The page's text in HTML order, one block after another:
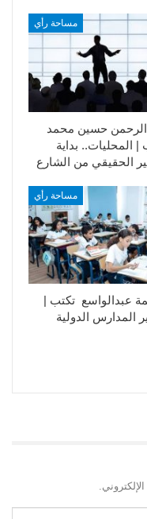
مساحة رأي
الرحمن حسين محمد
| المحليات.. بداية
الحقيقي من الشارع
مساحة رأي
عبدالواسع تكتب |
المدارس الدولية